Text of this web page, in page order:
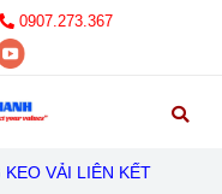
0907.273.367
KEO VẢI LIÊN KẾT